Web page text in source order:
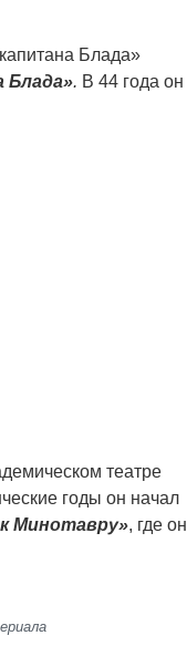
Блада». В 44 года он
театре
годы он начал
Минотавру», где он